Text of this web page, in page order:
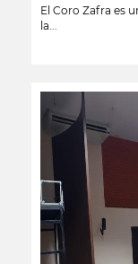
El Coro Zafra es
la...